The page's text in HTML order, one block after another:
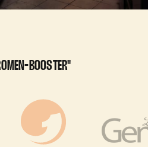
BOOSTER"
Zur
Slide
Zur
Slide